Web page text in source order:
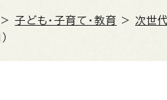
>子ども・子育て・教育 > 次世